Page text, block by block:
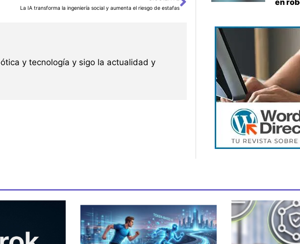
La IA transforma la ingeniería social y aumenta el riesgo de estafasSiguiente
y tecnología y sigo la actualidad y